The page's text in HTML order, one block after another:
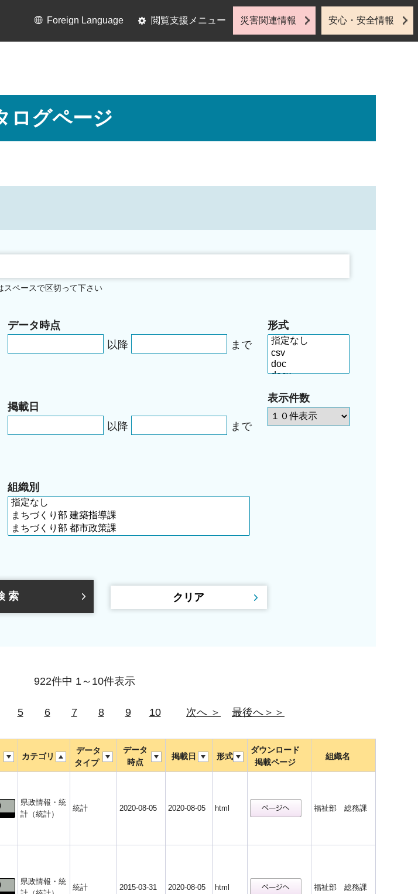
Foreign Language 閲覧支援メニュー 災害関連情報 安心・安全情報
ログページ
ペースで区切って下さい
データ時点
以降
まで
掲載日
以降
まで
形式
表示件数
組織別
922件中 1～10件表示
5 6 7 8 9 10 次へ ＞ 最後へ＞＞
カテゴリ
データ
タイプ
データ
時点
掲載日 形式
ダウンロード
掲載ページ
組織名
県政情報・統
計（統計）
統計 2020-08-05 2020-08-05 html 福祉部 総務課
県政情報・統
統計 2015-03-31 2020-08-05 html 福祉部 総務課